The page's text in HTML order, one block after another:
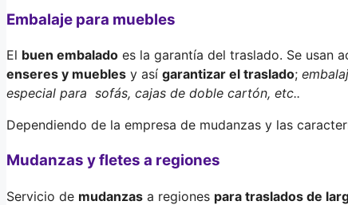
Embalaje para muebles
El buen embalado es la garantía del traslado. Se usan
enseres y muebles y así garantizar el traslado;
especial para sofás, cajas de doble cartón, etc..
Dependiendo de la empresa de mudanzas y las
Mudanzas y fletes a regiones
Servicio de mudanzas a regiones para traslados de